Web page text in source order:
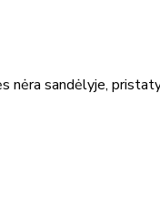
nėra sandėlyje,